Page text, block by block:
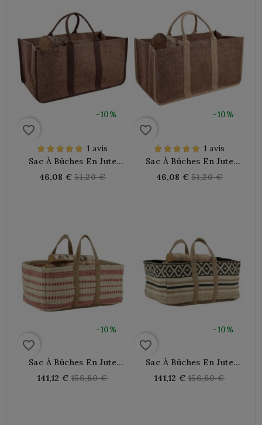
-10%
favorite_border
1 avis
Sac À Bûches En Jute
Plastifié À Damiers
Marron
46,08 € Regular
51,20 €
-10%
favorite_border
1 avis
Sac À Bûches En Jute
Plastifié À Damiers Beige
46,08 € Regular
51,20 €
-10%
favorite_border
Sac À Bûches En Jute
Naturel Et Teinté Rouge
141,12 € Regular
156,80 €
-10%
favorite_border
Sac À Bûches En Jute
Naturel Et Teinté
141,12 € Regular
156,80 €